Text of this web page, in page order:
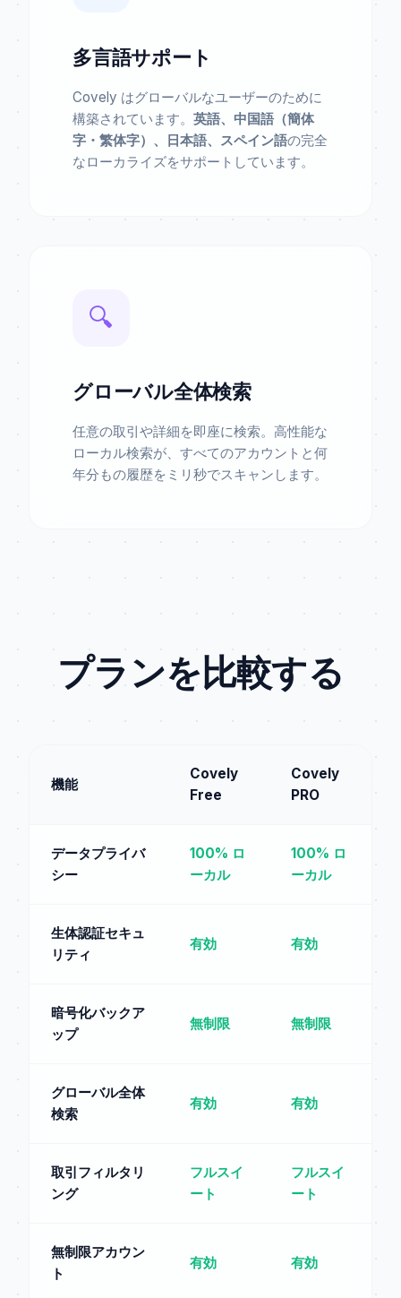
多言語サポート
Covely はグローバルなユーザーのために
構築されています。 英語、中国語（簡体
字・繁体字）、日本語、スペイン語の完全
なローカライズをサポートしています。
🔍
グローバル全体検索
任意の取引や詳細を即座に検索。高性能な
ローカル検索が、すべてのアカウントと何
年分もの履歴をミリ秒でスキャンします。
プランを比較する
機能
Covely
Free
Covely
PRO
データプライバ
シー
100% ロ
ーカル
100% ロ
ーカル
生体認証セキュ
リティ
有効 有効
暗号化バックア
ップ
無制限 無制限
グローバル全体
検索
有効 有効
取引フィルタリ
ング
フルスイ
ート
フルスイ
ート
無制限アカウン
ト
有効 有効